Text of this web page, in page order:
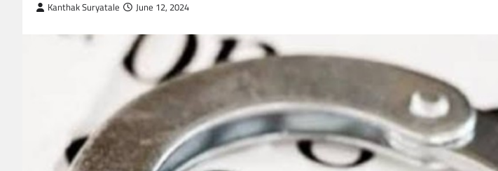
Kanthak Suryatale June 12, 2024